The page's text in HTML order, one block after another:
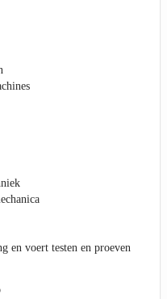
en voert testen en proeven